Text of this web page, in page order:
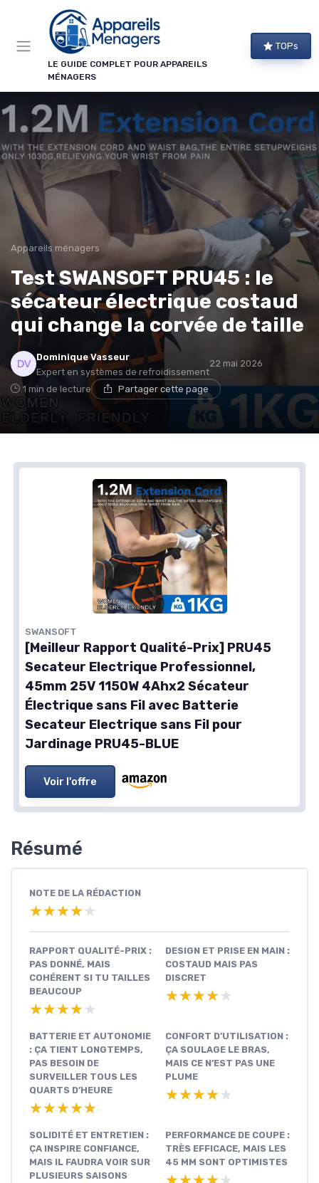
LE GUIDE COMPLET POUR APPAREILS
MÉNAGERS
TOPs
Appareils ménagers
Test SWANSOFT PRU45 : le
sécateur électrique costaud
qui change la corvée de taille
Dominique Vasseur
Expert en systèmes de refroidissement
22 mai 2026
1 min de lecture Partager cette page
SWANSOFT
[Meilleur Rapport Qualité-Prix] PRU45
Secateur Electrique Professionnel,
45mm 25V 1150W 4Ahx2 Sécateur
Électrique sans Fil avec Batterie
Secateur Electrique sans Fil pour
Jardinage PRU45-BLUE
Voir l'offre
Résumé
NOTE DE LA RÉDACTION
★★★★★
★★★★★
RAPPORT QUALITÉ-PRIX :
PAS DONNÉ, MAIS
COHÉRENT SI TU TAILLES
BEAUCOUP
★★★★★
★★★★★
DESIGN ET PRISE EN MAIN :
COSTAUD MAIS PAS
DISCRET
★★★★★
★★★★★
BATTERIE ET AUTONOMIE
: ÇA TIENT LONGTEMPS,
PAS BESOIN DE
SURVEILLER TOUS LES
QUARTS D’HEURE
★★★★★
★★★★★
CONFORT D’UTILISATION :
ÇA SOULAGE LE BRAS,
MAIS CE N’EST PAS UNE
PLUME
★★★★★
★★★★★
SOLIDITÉ ET ENTRETIEN :
ÇA INSPIRE CONFIANCE,
MAIS IL FAUDRA VOIR SUR
PLUSIEURS SAISONS
PERFORMANCE DE COUPE :
TRÈS EFFICACE, MAIS LES
45 MM SONT OPTIMISTES
Panneau de gestion des cookies